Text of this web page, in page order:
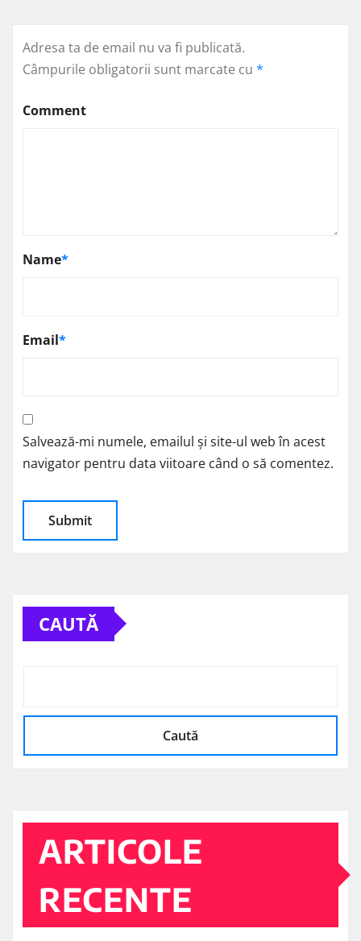
Adresa ta de email nu va fi publicată.
Câmpurile obligatorii sunt marcate cu *
Comment
Name*
Email*
Salvează-mi numele, emailul și site-ul web în acest
navigator pentru data viitoare când o să comentez.
CAUTĂ
Caută
ARTICOLE
RECENTE